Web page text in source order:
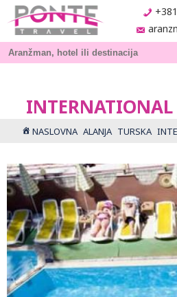
NASLOVNA ALANJA TURSKA